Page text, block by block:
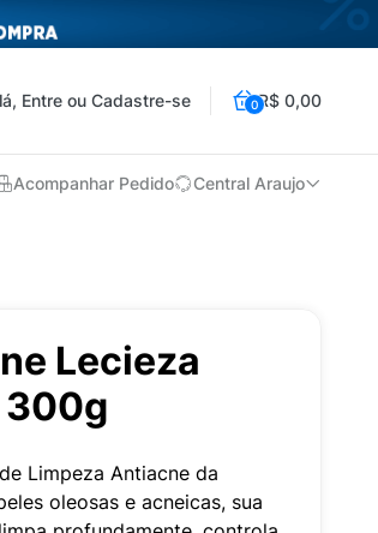
Entre ou Cadastre-se 0R$ 0,00
Acompanhar Pedido Central Araujo
Lecieza
300g
Limpeza Antiacne da
oleosas e acneicas, sua